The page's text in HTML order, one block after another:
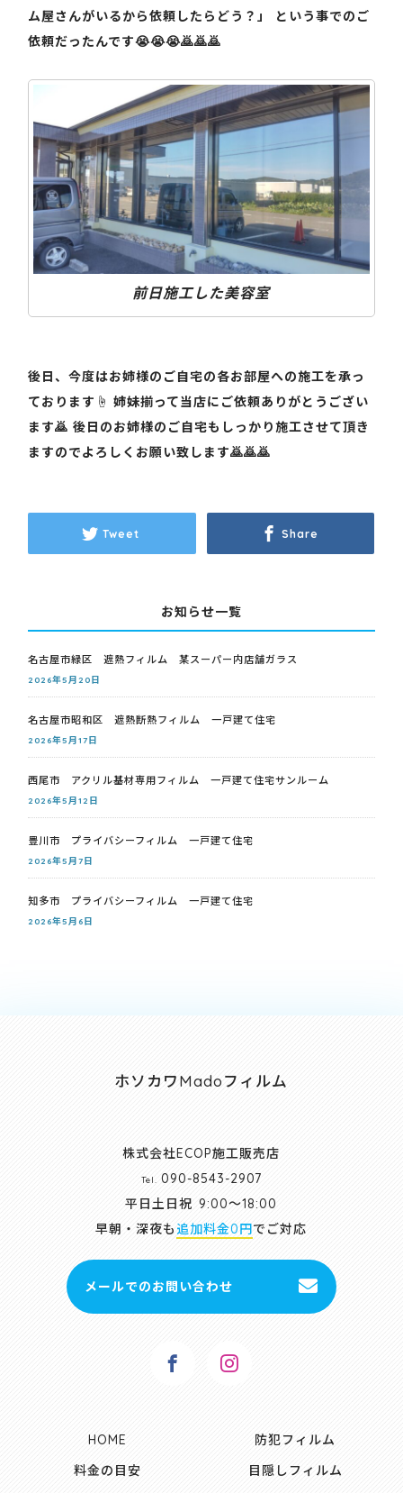
ム屋さんがいるから依頼したらどう？」 という事でのご
依頼だったんです😭😭😭🙇🙇🙇
前日施工した美容室
後日、今度はお姉様のご自宅の各お部屋への施工を承っ
ております☝️ 姉妹揃って当店にご依頼ありがとうござい
ます🙇 後日のお姉様のご自宅もしっかり施工させて頂き
ますのでよろしくお願い致します🙇🙇🙇
Tweet Share
お知らせ一覧
名古屋市緑区 遮熱フィルム 某スーパー内店舗ガラス
2026年5月20日
名古屋市昭和区 遮熱断熱フィルム 一戸建て住宅
2026年5月17日
西尾市 アクリル基材専用フィルム 一戸建て住宅サンルーム
2026年5月12日
豊川市 プライバシーフィルム 一戸建て住宅
2026年5月7日
知多市 プライバシーフィルム 一戸建て住宅
2026年5月6日
ホソカワMadoフィルム
株式会社ECOP施工販売店
Tel.
090-8543-2907
平日土日祝 9:00～18:00
早朝・深夜も 追加料金0円でご対応
メールでのお問い合わせ
HOME
料金の目安
防犯フィルム
目隠しフィルム